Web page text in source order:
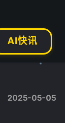
AI快讯
2025-05-05